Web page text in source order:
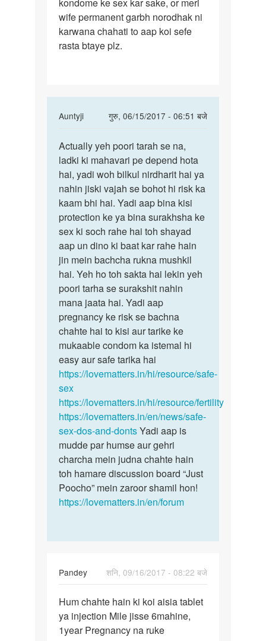
period
ke
bare
kondome ke sex kar sake, or meri
wife permanent garbh norodhak ni
karwana chahati to aap koi sefe
rasta btaye plz.
Auntyji
गुरु, 06/15/2017 - 06:51 बजे
In
to
mam
mujhe
safe
period
ke
bare
by
amitaggerwal
Actually
yeh
poori
tarah
se
Actually yeh poori tarah se na,
ladki ki mahavari pe depend hota
hai, yadi woh bilkul nirdharit hai ya
nahin jiski vajah se bohot hi risk ka
kaam bhi hai. Yadi aap bina kisi
protection ke ya bina surakhsha ke
sex ki soch rahe hai toh shayad
aap un dino ki baat kar rahe hain
jin mein bachcha rukna mushkil
hai. Yeh ho toh sakta hai lekin yeh
poori tarha se surakshit nahin
mana jaata hai. Yadi aap
pregnancy ke risk se bachna
chahte hai to kisi aur tarike ke
mukaable condom ka istemal hi
easy aur safe tarika hai
https://lovematters.in/hi/resource/safe-
sex
https://lovematters.in/hi/resource/fertility
https://lovematters.in/en/news/safe-
sex-dos-and-dontsYadi aap is
mudde par humse aur gehri
charcha mein judna chahte hain
toh hamare discussion board “Just
Poocho” mein zaroor shamil hon!
https://lovematters.in/en/forum
Pandey
शनि, 09/16/2017 - 08:22 बजे
Hum
chahte
hain
Hum chahte hain ki koi aisia tablet
ya injection Mile jisse 6mahine,
1year Pregnancy na ruke